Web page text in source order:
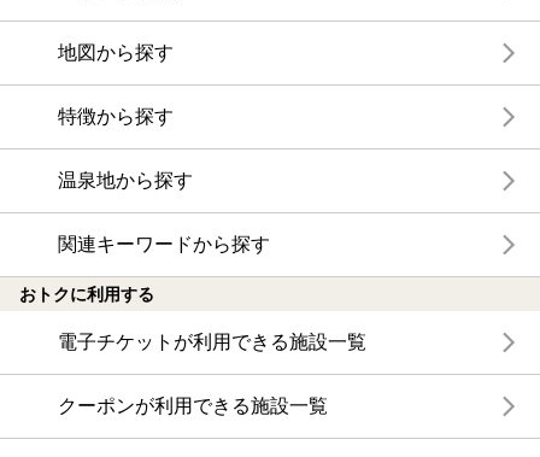
地図から探す
特徴から探す
温泉地から探す
関連キーワードから探す
おトクに利用する
電子チケットが利用できる施設一覧
クーポンが利用できる施設一覧